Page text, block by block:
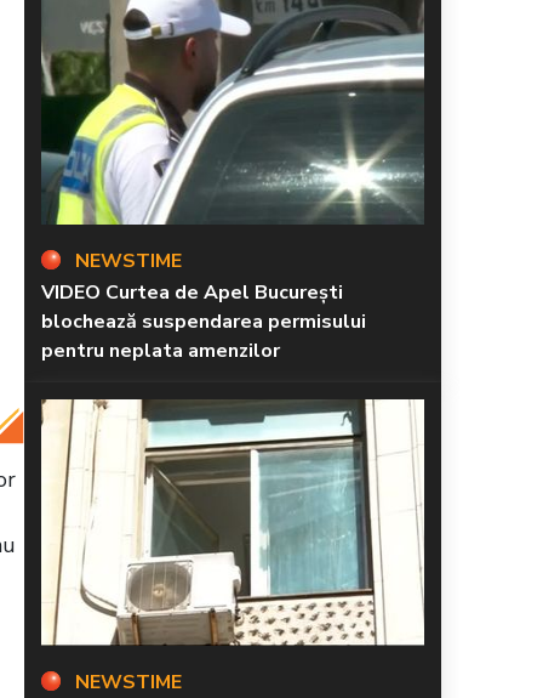
NEWSTIME
VIDEO Curtea de Apel București
blochează suspendarea permisului
pentru neplata amenzilor
NEWSTIME